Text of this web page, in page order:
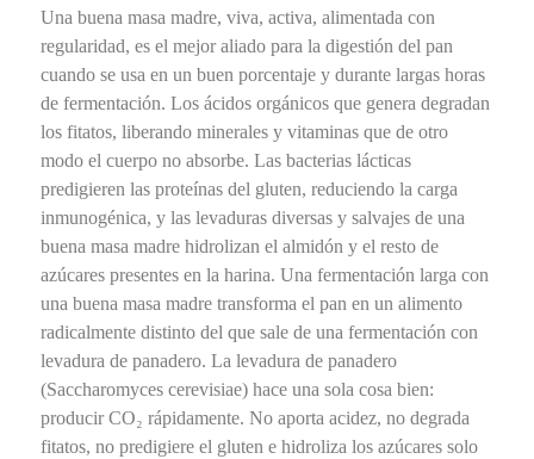
Una buena masa madre, viva, activa, alimentada con
regularidad, es el mejor aliado para la digestión del pan
cuando se usa en un buen porcentaje y durante largas horas
de fermentación. Los ácidos orgánicos que genera degradan
los fitatos, liberando minerales y vitaminas que de otro
modo el cuerpo no absorbe. Las bacterias lácticas
predigieren las proteínas del gluten, reduciendo la carga
inmunogénica, y las levaduras diversas y salvajes de una
buena masa madre hidrolizan el almidón y el resto de
azúcares presentes en la harina. Una fermentación larga con
una buena masa madre transforma el pan en un alimento
radicalmente distinto del que sale de una fermentación con
levadura de panadero. La levadura de panadero
(Saccharomyces cerevisiae) hace una sola cosa bien:
producir CO₂ rápidamente. No aporta acidez, no degrada
fitatos, no predigiere el gluten e hidroliza los azúcares solo